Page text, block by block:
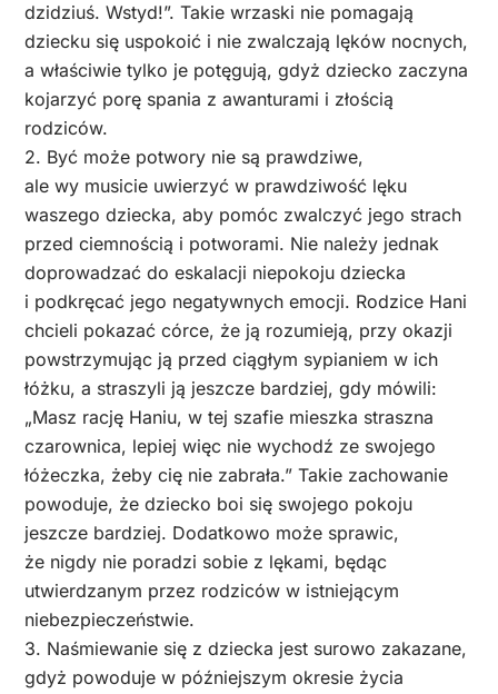
dzidziuś. Wstyd!”. Takie wrzaski nie pomagają
dziecku się uspokoić i nie zwalczają lęków nocnych,
a właściwie tylko je potęgują, gdyż dziecko zaczyna
kojarzyć porę spania z awanturami i złością
rodziców.
2. Być może potwory nie są prawdziwe,
ale wy musicie uwierzyć w prawdziwość lęku
waszego dziecka, aby pomóc zwalczyć jego strach
przed ciemnością i potworami. Nie należy jednak
doprowadzać do eskalacji niepokoju dziecka
i podkręcać jego negatywnych emocji. Rodzice Hani
chcieli pokazać córce, że ją rozumieją, przy okazji
powstrzymując ją przed ciągłym sypianiem w ich
łóżku, a straszyli ją jeszcze bardziej, gdy mówili:
„Masz rację Haniu, w tej szafie mieszka straszna
czarownica, lepiej więc nie wychodź ze swojego
łóżeczka, żeby cię nie zabrała.” Takie zachowanie
powoduje, że dziecko boi się swojego pokoju
jeszcze bardziej. Dodatkowo może sprawic,
że nigdy nie poradzi sobie z lękami, będąc
utwierdzanym przez rodziców w istniejącym
niebezpieczeństwie.
3. Naśmiewanie się z dziecka jest surowo zakazane,
gdyż powoduje w późniejszym okresie życia